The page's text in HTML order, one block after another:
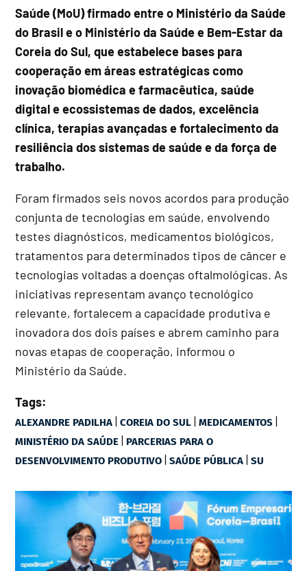
Saúde (MoU) firmado entre o Ministério da Saúde
do Brasil e o Ministério da Saúde e Bem-Estar da
Coreia do Sul, que estabelece bases para
cooperação em áreas estratégicas como
inovação biomédica e farmacêutica, saúde
digital e ecossistemas de dados, excelência
clínica, terapias avançadas e fortalecimento da
resiliência dos sistemas de saúde e da força de
trabalho.
Foram firmados seis novos acordos para produção
conjunta de tecnologias em saúde, envolvendo
testes diagnósticos, medicamentos biológicos,
tratamentos para determinados tipos de câncer e
tecnologias voltadas a doenças oftalmológicas. As
iniciativas representam avanço tecnológico
relevante, fortalecem a capacidade produtiva e
inovadora dos dois países e abrem caminho para
novas etapas de cooperação, informou o
Ministério da Saúde.
Tags:
ALEXANDRE PADILHA |COREIA DO SUL |MEDICAMENTOS |
MINISTÉRIO DA SAÚDE | PARCERIAS PARA O
DESENVOLVIMENTO PRODUTIVO |SAÚDE PÚBLICA |SU